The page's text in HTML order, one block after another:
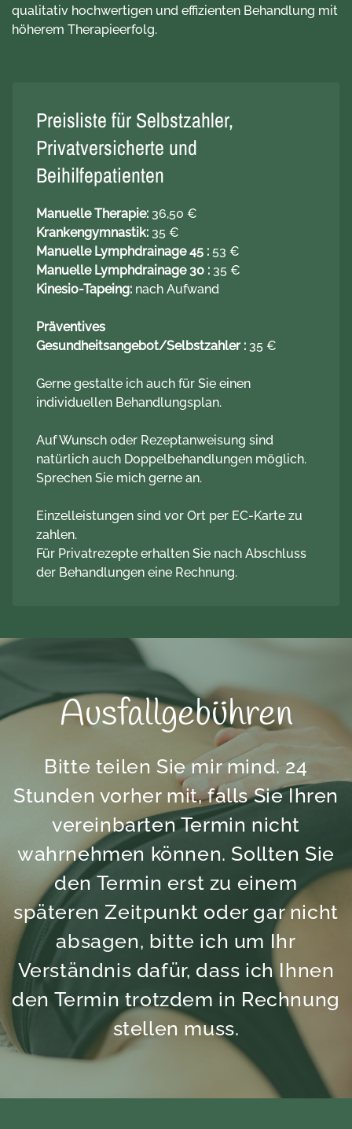
qualitativ hochwertigen und effizienten Behandlung mit
höherem Therapieerfolg.
Preisliste für Selbstzahler,
Privatversicherte und
Beihilfepatienten
Manuelle Therapie: 36,50 €
Krankengymnastik: 35 €
Manuelle Lymphdrainage 45 : 53 €
Manuelle Lymphdrainage 30 : 35 €
Kinesio-Tapeing: nach Aufwand
Präventives
Gesundheitsangebot/Selbstzahler : 35 €
Gerne gestalte ich auch für Sie einen
individuellen Behandlungsplan.
Auf Wunsch oder Rezeptanweisung sind
natürlich auch Doppelbehandlungen möglich.
Sprechen Sie mich gerne an.
Einzelleistungen sind vor Ort per EC-Karte zu
zahlen.
Für Privatrezepte erhalten Sie nach Abschluss
der Behandlungen eine Rechnung.
Ausfallgebühren
Bitte teilen Sie mir mind. 24
Stunden vorher mit, falls Sie Ihren
vereinbarten Termin nicht
wahrnehmen können. Sollten Sie
den Termin erst zu einem
späteren Zeitpunkt oder gar nicht
absagen, bitte ich um Ihr
Verständnis dafür, dass ich Ihnen
den Termin trotzdem in Rechnung
stellen muss.